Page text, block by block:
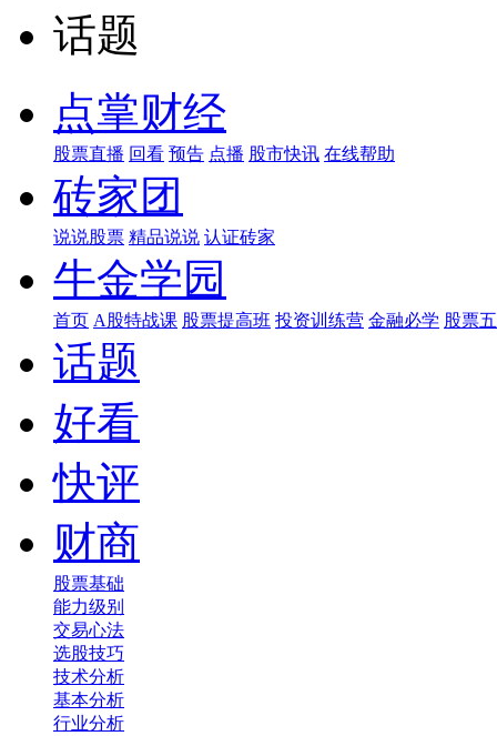
话题
点掌财经
股票直播 回看 预告 点播 股市快讯 在线帮助
砖家团
说说股票 精品说说 认证砖家
牛金学园
首页 A股特战课 股票提高班 投资训练营 金融必学 股票
话题
好看
快评
财商
股票基础
能力级别
交易心法
选股技巧
技术分析
基本分析
行业分析